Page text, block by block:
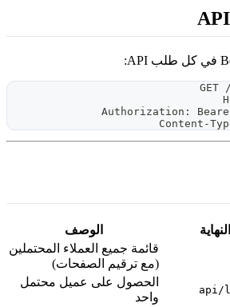
Authorization: Bearer
Content-
الوصف
قائمة جميع العملاء المحتملين
(مع ترقيم الصفحات)
الحصول على عميل محتمل
واحد